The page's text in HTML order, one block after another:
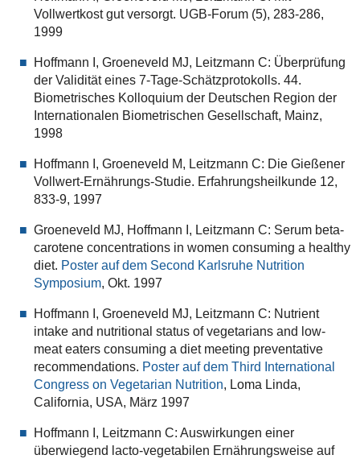
Vollwertkost gut versorgt. UGB-Forum (5), 283-286,
1999
Hoffmann I, Groeneveld MJ, Leitzmann C: Überprüfung
der Validität eines 7-Tage-Schätzprotokolls. 44.
Biometrisches Kolloquium der Deutschen Region der
Internationalen Biometrischen Gesellschaft, Mainz,
1998
Hoffmann I, Groeneveld M, Leitzmann C: Die Gießener
Vollwert-Ernährungs-Studie. Erfahrungsheilkunde 12,
833-9, 1997
Groeneveld MJ, Hoffmann I, Leitzmann C: Serum beta-
carotene concentrations in women consuming a healthy
diet. Poster auf dem Second Karlsruhe Nutrition
Symposium, Okt. 1997
Hoffmann I, Groeneveld MJ, Leitzmann C: Nutrient
intake and nutritional status of vegetarians and low-
meat eaters consuming a diet meeting preventative
recommendations. Poster auf dem Third International
Congress on Vegetarian Nutrition, Loma Linda,
California, USA, März 1997
Hoffmann I, Leitzmann C: Auswirkungen einer
überwiegend lacto-vegetabilen Ernährungsweise auf